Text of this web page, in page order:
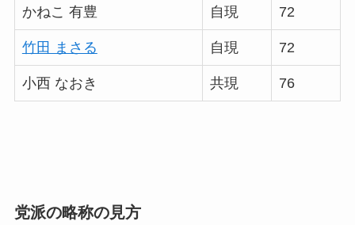
かねこ 有豊 自現 72
竹田 まさる 自現 72
小西 なおき 共現 76
党派の略称の見方